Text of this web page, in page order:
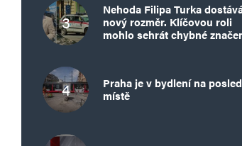
Nehoda Filipa Turka
nový rozměr. Klíčovou roli
mohlo sehrát chybné
Praha je v bydlení na
místě